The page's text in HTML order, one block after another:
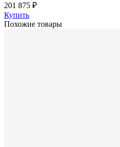
201 875 ₽
Купить
Похожие товары